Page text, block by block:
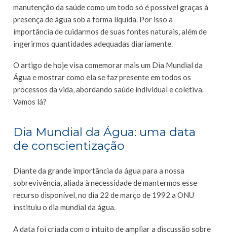
manutenção da saúde como um todo só é possível graças à
presença de água sob a forma líquida. Por isso a
importância de cuidarmos de suas fontes naturais, além de
ingerirmos quantidades adequadas diariamente.
O artigo de hoje visa comemorar mais um Dia Mundial da
Água e mostrar como ela se faz presente em todos os
processos da vida, abordando saúde individual e coletiva.
Vamos lá?
Dia Mundial da Água: uma data
de conscientização
Diante da grande importância da água para a nossa
sobrevivência, aliada à necessidade de mantermos esse
recurso disponível, no dia 22 de março de 1992 a ONU
instituiu o dia mundial da água.
A data foi criada com o intuito de ampliar a discussão sobre